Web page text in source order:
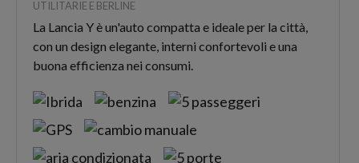
UTILITARIE E BERLINE
La Lancia Y è un'auto compatta e ideale per la città,
con un design elegante, interni confortevoli e una
buona efficienza nei consumi.